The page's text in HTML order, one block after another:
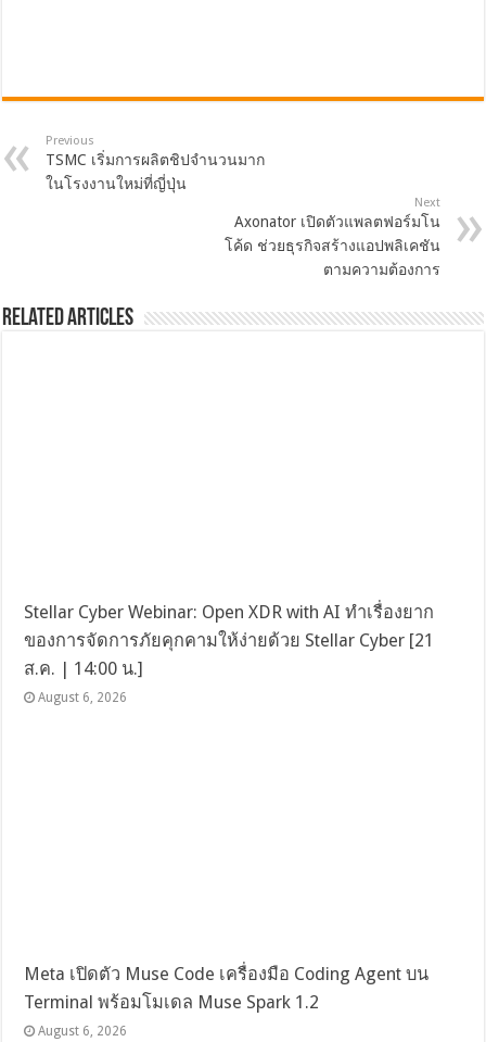
Previous
TSMC เริ่มการผลิตชิปจำนวนมาก
ในโรงงานใหม่ที่ญี่ปุ่น
Next
Axonator เปิดตัวแพลตฟอร์มโน
โค้ด ช่วยธุรกิจสร้างแอปพลิเคชัน
ตามความต้องการ
Related Articles
Stellar Cyber Webinar: Open XDR with AI ทำเรื่องยาก
ของการจัดการภัยคุกคามให้ง่ายด้วย Stellar Cyber [21
ส.ค. | 14:00 น.]
August 6, 2026
Meta เปิดตัว Muse Code เครื่องมือ Coding Agent บน
Terminal พร้อมโมเดล Muse Spark 1.2
August 6, 2026